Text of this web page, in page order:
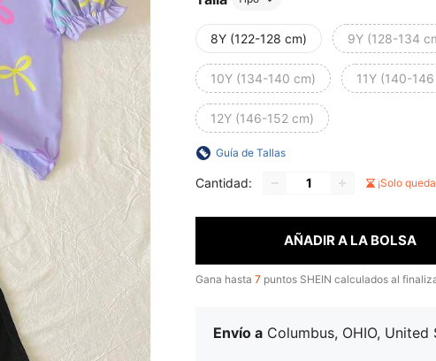
8Y (122-128 cm) 9Y (128-134
10Y (134-140 cm) 11Y (140-
12Y (146-152 cm)
Guía de Tallas
Cantidad: ¡Solo
AÑADIR A LA BOLSA
Gana hasta 7 puntos SHEIN calculados al
Envío a Columbus, OHIO, United